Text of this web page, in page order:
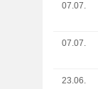
07.07.
07.07.
23.06.